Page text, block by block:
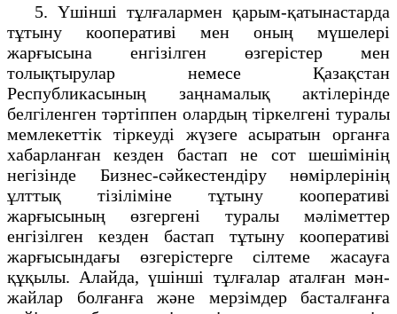
5. Yшiншi тұлғалармен қарым-қатынастарда
тұтыну кооперативі мен оның мүшелерi
жарғысына енгізілген өзгерістер мен
толықтырулар немесе Қазақстан
Республикасының заңнамалық актілерінде
белгіленген тәртіппен олардың тіркелгені туралы
мемлекеттiк тiркеудi жүзеге асыратын органға
хабарланған кезден бастап не сот шешiмiнiң
негiзiнде Бизнес-сәйкестендіру нөмірлерінің
ұлттық тізіліміне тұтыну кооперативі
жарғысының өзгергені туралы мәліметтер
енгiзiлген кезден бастап тұтыну кооперативі
жарғысындағы өзгерiстерге сiлтеме жасауға
құқылы. Алайда, үшiншi тұлғалар аталған мән-
жайлар болғанға және мерзiмдер басталғанға